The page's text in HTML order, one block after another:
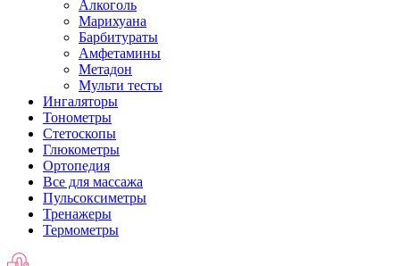
Алкоголь
Марихуана
Барбитураты
Амфетамины
Метадон
Мульти тесты
Ингаляторы
Тонометры
Стетоскопы
Глюкометры
Ортопедия
Все для массажа
Пульсоксиметры
Тренажеры
Термометры